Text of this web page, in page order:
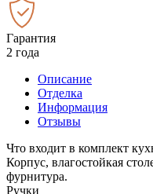
Гарантия
2 года
Описание
Отделка
Информация
Отзывы
Что входит в комплект
Корпус, влагостойкая
фурнитура.
Ручки